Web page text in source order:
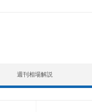
週刊相場解説